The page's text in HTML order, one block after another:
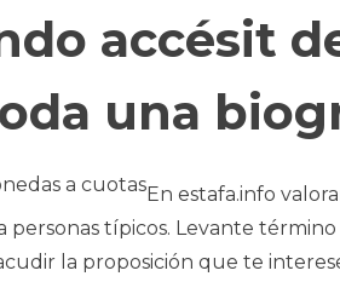
accésit
una
En estafa.info
personas tí­picos. Levante
la proposición que te